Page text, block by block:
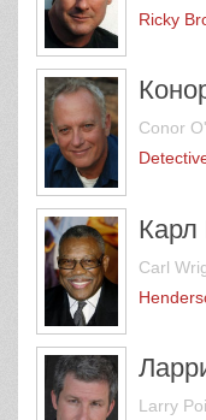
Ricky
Conor
Карл
Carl
Larry